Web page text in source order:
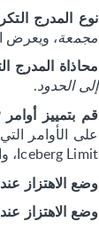
نوع المدرج
مجمعة، ويعرض
محاذاة المدرج
إلى الحدود.
قم بتمييز أوامر Limit/TP الخاصة بي في L2 بعلامات النجمة
Iceberg Limit، والأحمر لأوامر Hidden Limit.
وضع الاهتزاز
وضع الاهتزاز